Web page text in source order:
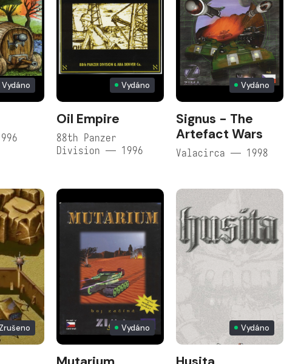
Vydáno Vydáno
Oil Empire
88th Panzer
Division — 1996
Vydáno
Signus - The
Artefact Wars
Valacirca — 1998
Zrušeno Vydáno Vydáno